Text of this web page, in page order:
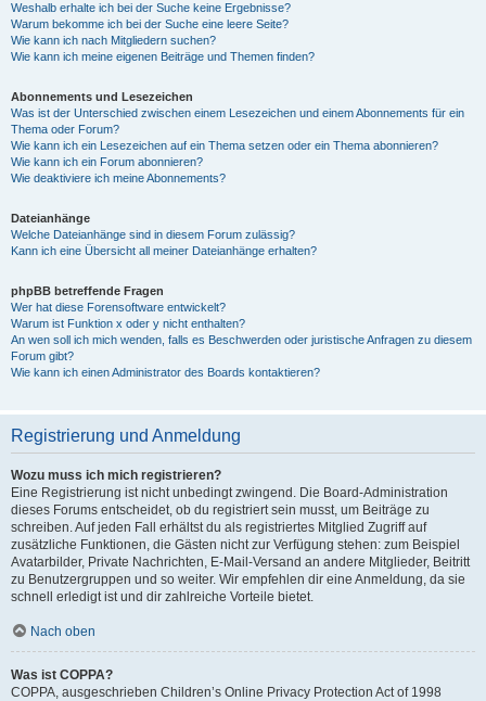
Weshalb erhalte ich bei der Suche keine Ergebnisse?
Warum bekomme ich bei der Suche eine leere Seite?
Wie kann ich nach Mitgliedern suchen?
Wie kann ich meine eigenen Beiträge und Themen finden?
Abonnements und Lesezeichen
Was ist der Unterschied zwischen einem Lesezeichen und einem Abonnements für ein
Thema oder Forum?
Wie kann ich ein Lesezeichen auf ein Thema setzen oder ein Thema abonnieren?
Wie kann ich ein Forum abonnieren?
Wie deaktiviere ich meine Abonnements?
Dateianhänge
Welche Dateianhänge sind in diesem Forum zulässig?
Kann ich eine Übersicht all meiner Dateianhänge erhalten?
phpBB betreffende Fragen
Wer hat diese Forensoftware entwickelt?
Warum ist Funktion x oder y nicht enthalten?
An wen soll ich mich wenden, falls es Beschwerden oder juristische Anfragen zu diesem
Forum gibt?
Wie kann ich einen Administrator des Boards kontaktieren?
Registrierung und Anmeldung
Wozu muss ich mich registrieren?
Eine Registrierung ist nicht unbedingt zwingend. Die Board-Administration
dieses Forums entscheidet, ob du registriert sein musst, um Beiträge zu
schreiben. Auf jeden Fall erhältst du als registriertes Mitglied Zugriff auf
zusätzliche Funktionen, die Gästen nicht zur Verfügung stehen: zum Beispiel
Avatarbilder, Private Nachrichten, E-Mail-Versand an andere Mitglieder, Beitritt
zu Benutzergruppen und so weiter. Wir empfehlen dir eine Anmeldung, da sie
schnell erledigt ist und dir zahlreiche Vorteile bietet.
Nach oben
Was ist COPPA?
COPPA, ausgeschrieben Children’s Online Privacy Protection Act of 1998